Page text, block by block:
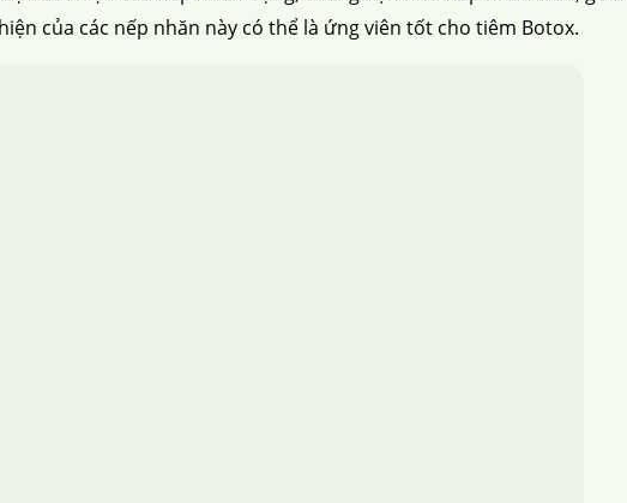
của các nếp nhăn này có thể là ứng viên tốt cho tiêm Botox.